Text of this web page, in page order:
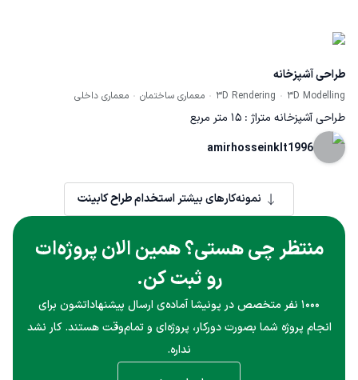
طراحی آشپزخانه
3D Modelling
3D Rendering معماری ساختمان معماری داخلی
طراحی آشپزخانه متراژ : 15 متر مربع
amirhosseinklt1996
نمونه‌کارهای بیشتر استخدام طراح کابینت
منتظر چی هستی؟ همین الان پروژه‌ات
رو ثبت کن.
۱۰۰۰ نفر متخصص در پونیشا آماده‌ی ارسال پیشنهاداتشون برای
انجام پروژه شما بصورت دورکار، پروژه‌ای و تمام‌وقت هستند. کار نشد
نداره.